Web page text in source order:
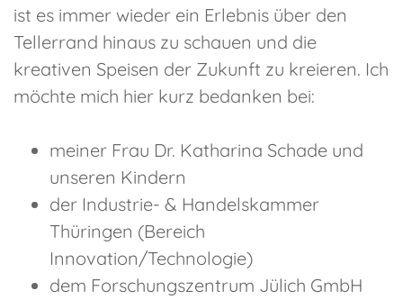
ist es immer wieder ein Erlebnis über den
Tellerrand hinaus zu schauen und die
kreativen Speisen der Zukunft zu kreieren. Ich
möchte mich hier kurz bedanken bei:
meiner Frau Dr. Katharina Schade und
unseren Kindern
der Industrie- & Handelskammer
Thüringen (Bereich
Innovation/Technologie)
dem Forschungszentrum Jülich GmbH